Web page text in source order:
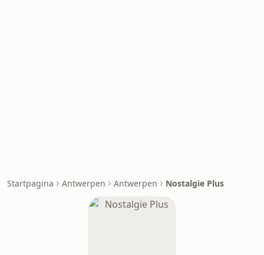
Startpagina Antwerpen Antwerpen Nostalgie Plus